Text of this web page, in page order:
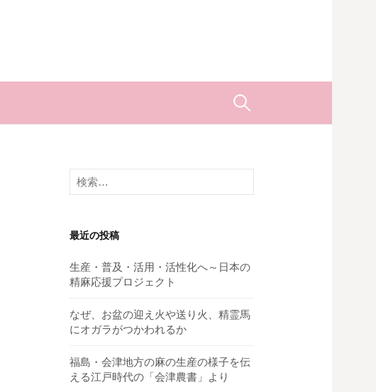
検
検
索:
最近の投稿
生産・普及・活用・活性化へ～日本の
精麻応援プロジェクト
なぜ、お盆の迎え火や送り火、精霊馬
にオガラがつかわれるか
福島・会津地方の麻の生産の様子を伝
える江戸時代の「会津農書」より